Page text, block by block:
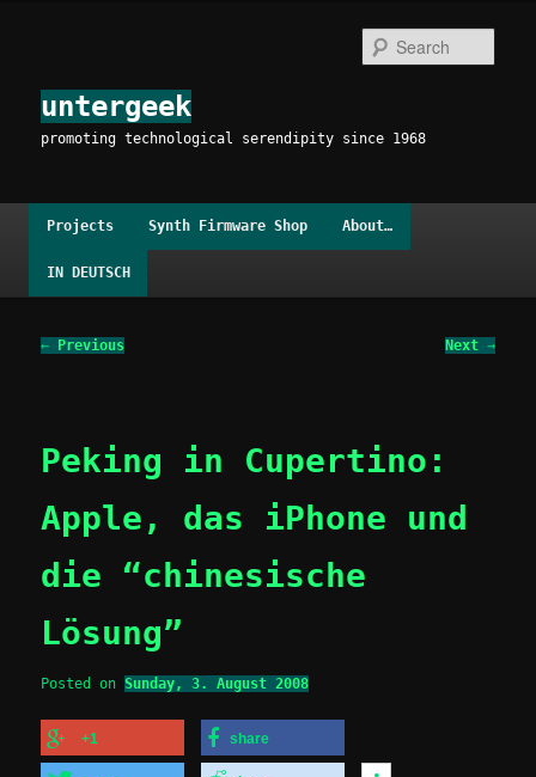
content
untergeek
promoting technological serendipity since 1968
Projects Synth Firmware Shop About…
IN DEUTSCH
Post
← Previous Next →
Peking in Cupertino:
Apple, das iPhone und
die “chinesische
Lösung”
Posted onSunday, 3. August 2008
+1 share